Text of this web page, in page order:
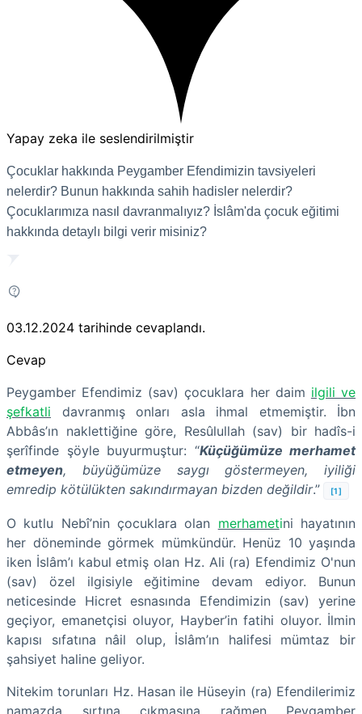
Yapay zeka ile seslendirilmiştir
Çocuklar hakkında Peygamber Efendimizin tavsiyeleri
nelerdir? Bunun hakkında sahih hadisler nelerdir?
Çocuklarımıza nasıl davranmalıyız? İslâm'da çocuk eğitimi
hakkında detaylı bilgi verir misiniz?
03.12.2024 tarihinde cevaplandı.
Cevap
Peygamber Efendimiz (sav) çocuklara her daim ilgili ve
şefkatli davranmış onları asla ihmal etmemiştir. İbn
Abbâs’ın naklettiğine göre, Resûlullah (sav) bir hadîs-i
şerîfinde şöyle buyurmuştur: “Küçüğümüze merhamet
etmeyen, büyüğümüze saygı göstermeyen, iyiliği
emredip kötülükten sakındırmayan bizden değildir.” [1]
O kutlu Nebî’nin çocuklara olan merhametini hayatının
her döneminde görmek mümkündür. Henüz 10 yaşında
iken İslâm’ı kabul etmiş olan Hz. Ali (ra) Efendimiz O'nun
(sav) özel ilgisiyle eğitimine devam ediyor. Bunun
neticesinde Hicret esnasında Efendimizin (sav) yerine
geçiyor, emanetçisi oluyor, Hayber’in fatihi oluyor. İlmin
kapısı sıfatına nâil olup, İslâm’ın halifesi mümtaz bir
şahsiyet haline geliyor.
Nitekim torunları Hz. Hasan ile Hüseyin (ra) Efendilerimiz
namazda sırtına çıkmasına rağmen Peygamber